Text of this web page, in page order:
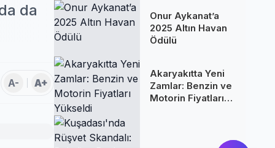
da
A- A+
Onur Aykanat’a
2025 Altın Havan
Ödülü
Akaryakıtta Yeni
Zamlar: Benzin ve
Motorin Fiyatları